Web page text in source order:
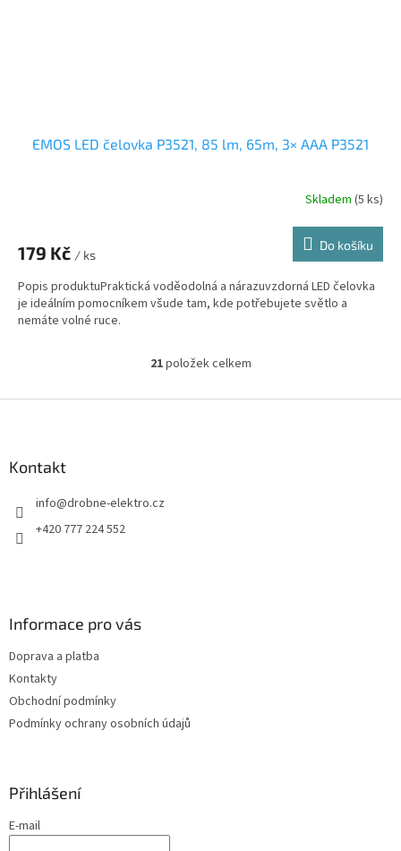
EMOS LED čelovka P3521, 85 lm, 65m, 3× AAA P3521
Skladem (5 ks)
179 Kč / ks
Do košíku
Popis produktuPraktická voděodolná a nárazuvzdorná LED čelovka
je ideálním pomocníkem všude tam, kde potřebujete světlo a
nemáte volné ruce.
O
l
21položek celkem
Kontakt
info@drobne-elektro.cz
+420 777 224 552
Informace pro vás
Doprava a platba
Kontakty
Obchodní podmínky
Podmínky ochrany osobních údajů
Přihlášení
E-mail